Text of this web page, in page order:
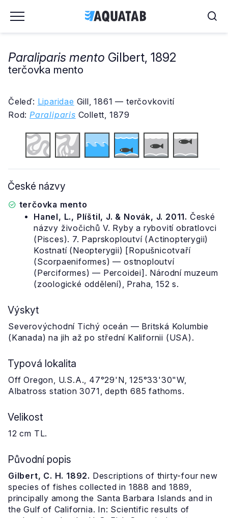
Paraliparis mento Gilbert, 1892
terčovka mento
Čeleď: Liparidae Gill, 1861 — terčovkovití
Rod: Paraliparis Collett, 1879
České názvy
terčovka mento
Hanel, L., Plíštil, J. & Novák, J. 2011. České
názvy živočichů V. Ryby a rybovití obratlovci
(Pisces). 7. Paprskoploutví (Actinopterygii)
Kostnatí (Neopterygii) [Ropušnicotvaří
(Scorpaeniformes) — ostnoploutví
(Perciformes) — Percoidei]. Národní muzeum
(zoologické oddělení), Praha, 152 s.
Výskyt
Severovýchodní Tichý oceán — Britská Kolumbie
(Kanada) na jih až po střední Kalifornii (USA).
Typová lokalita
Off Oregon, U.S.A., 47°29'N, 125°33'30"W,
Albatross station 3071, depth 685 fathoms.
Velikost
12 cm TL.
Původní popis
Gilbert, C. H. 1892. Descriptions of thirty-four new
species of fishes collected in 1888 and 1889,
principally among the Santa Barbara Islands and in
the Gulf of California. In: Scientific results of